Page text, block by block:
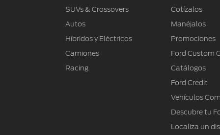
Promociones de Servicio
Llamado a Revisión
®
SUVs & Crossovers
Autos
Híbridos y Eléctricos
Camiones
Racing
Cotízalos
Manéjalos
Promociones
Ford Custom
Catálogos
Ford Credit
Vehículos
Descubre tu
Localiza un